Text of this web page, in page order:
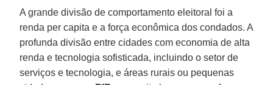
A grande divisão de comportamento eleitoral foi a
renda per capita e a força econômica dos condados. A
profunda divisão entre cidades com economia de alta
renda e tecnologia sofisticada, incluindo o setor de
serviços e tecnologia, e áreas rurais ou pequenas